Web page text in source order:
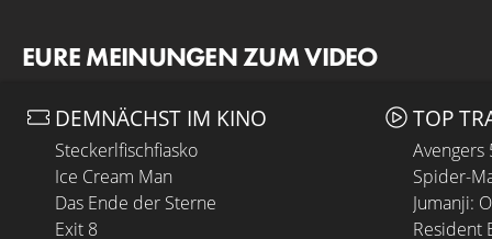
EURE MEINUNGEN ZUM VIDEO
DEMNÄCHST IM KINO
Steckerlfischfiasko
Ice Cream Man
Das Ende der Sterne
Exit 8
TOP
Avengers
Spider-
Jumanji:
Resident